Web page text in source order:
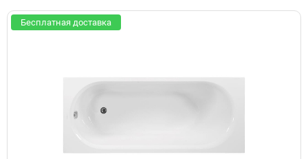
Бесплатная доставка